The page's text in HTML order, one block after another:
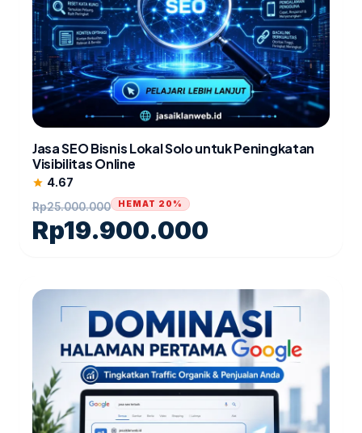
Jasa SEO Bisnis Lokal Solo untuk Peningkatan
Visibilitas Online
star 4.67
Rp25.000.000
Rp19.900.000
HEMAT 20%